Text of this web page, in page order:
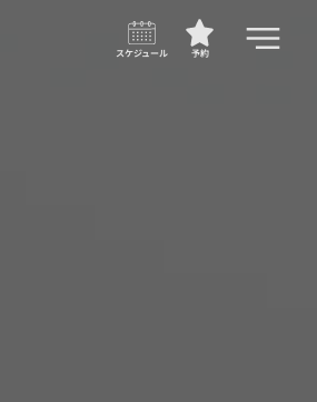
予約
スケジュール